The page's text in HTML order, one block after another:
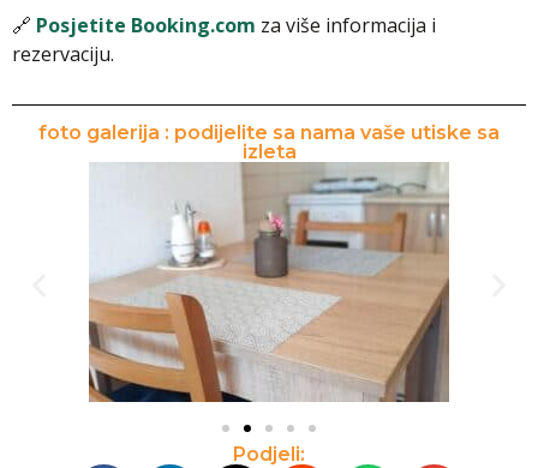
🔗 Posjetite Booking.com za više informacija i
rezervaciju.
foto galerija : podijelite sa nama vaše utiske sa
izleta
Podjeli: